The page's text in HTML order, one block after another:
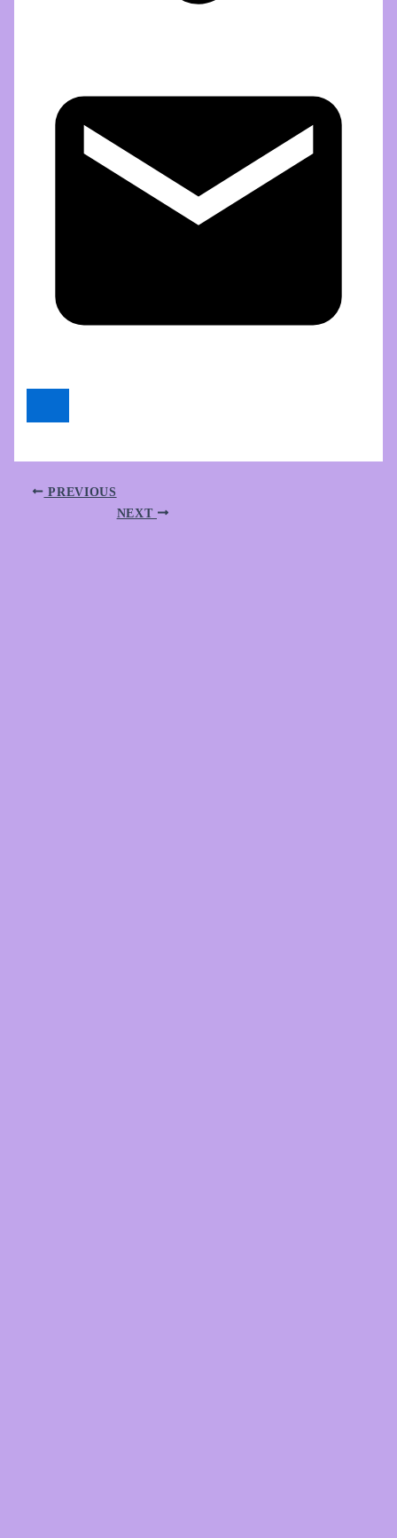
PREVIOUS
NEXT